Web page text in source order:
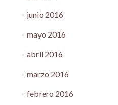
junio 2016
mayo 2016
abril 2016
marzo 2016
febrero 2016